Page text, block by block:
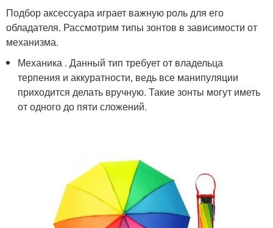
Подбор аксессуара играет важную роль для его
обладателя. Рассмотрим типы зонтов в зависимости от
механизма.
Механика . Данный тип требует от владельца
терпения и аккуратности, ведь все манипуляции
приходится делать вручную. Такие зонты могут иметь
от одного до пяти сложений.